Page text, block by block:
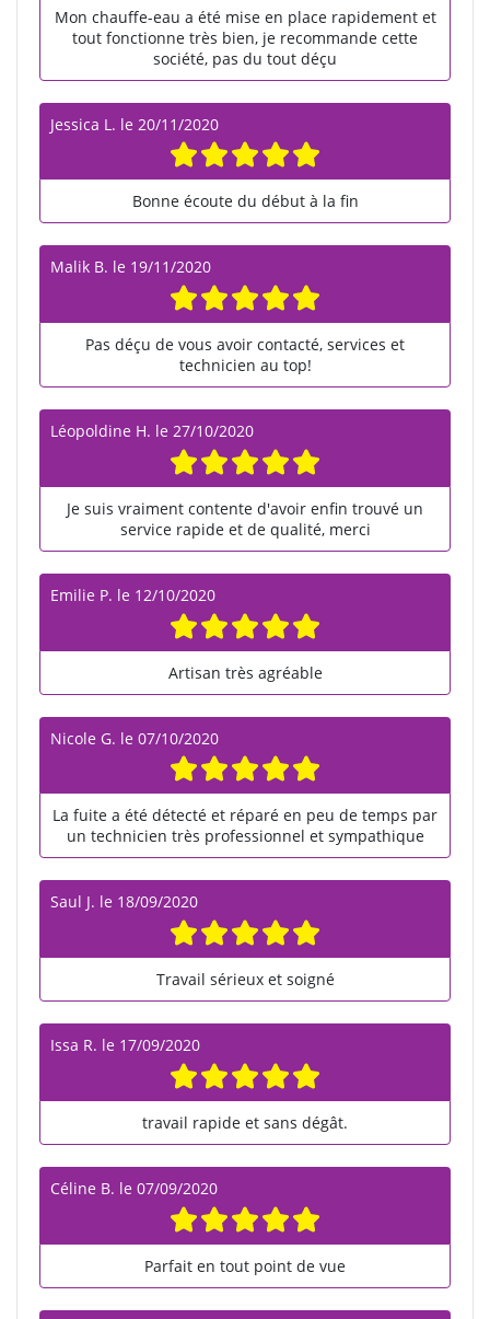
Mon chauffe-eau a été mise en place rapidement et
tout fonctionne très bien, je recommande cette
société, pas du tout déçu
Jessica L. le 20/11/2020
Bonne écoute du début à la fin
Malik B. le 19/11/2020
Pas déçu de vous avoir contacté, services et
technicien au top!
Léopoldine H. le 27/10/2020
Je suis vraiment contente d'avoir enfin trouvé un
service rapide et de qualité, merci
Emilie P. le 12/10/2020
Artisan très agréable
Nicole G. le 07/10/2020
La fuite a été détecté et réparé en peu de temps par
un technicien très professionnel et sympathique
Saul J. le 18/09/2020
Travail sérieux et soigné
Issa R. le 17/09/2020
travail rapide et sans dégât.
Céline B. le 07/09/2020
Parfait en tout point de vue